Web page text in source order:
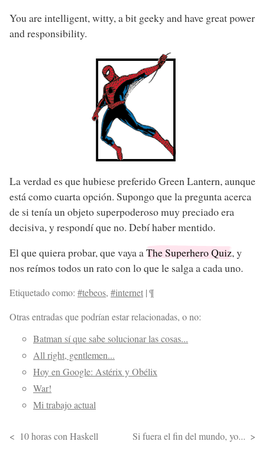
You are intelligent, witty, a bit geeky and have great power
and responsibility.
La verdad es que hubiese preferido Green Lantern, aunque
está como cuarta opción. Supongo que la pregunta acerca
de si tenía un objeto superpoderoso muy preciado era
decisiva, y respondí que no. Debí haber mentido.
El que quiera probar, que vaya aThe Superhero Quiz, y
nos reímos todos un rato con lo que le salga a cada uno.
Etiquetado como: #tebeos, #internet |¶
Otras entradas que podrían estar relacionadas, o no:
Batman sí que sabe solucionar las cosas...
All right, gentlemen...
Hoy en Google: Astérix y Obélix
War!
Mi trabajo actual
10 horas con Haskell Si fuera el fin del mundo, yo...